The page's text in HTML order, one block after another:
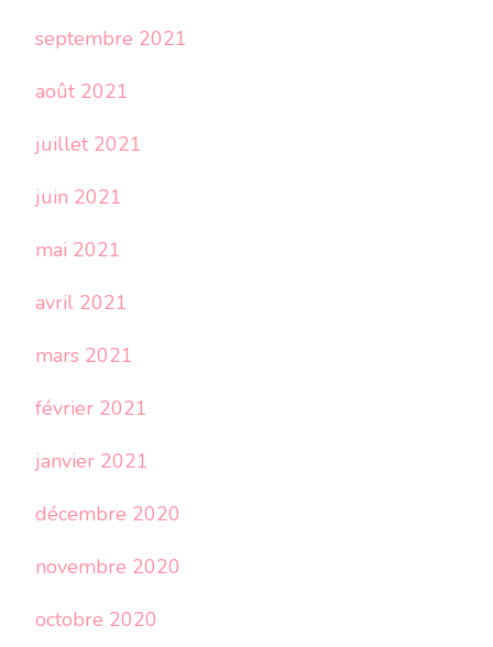
septembre 2021
août 2021
juillet 2021
juin 2021
mai 2021
avril 2021
mars 2021
février 2021
janvier 2021
décembre 2020
novembre 2020
octobre 2020